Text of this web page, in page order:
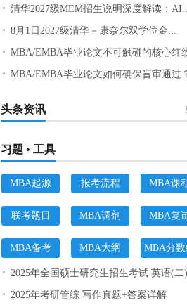
清华2027级MEM招生说明深度解读：
8月1日2027级清华－康奈尔双学位金...
MBA/EMBA毕业论文不可触碰的核心红
MBA/EMBA毕业论文如何确保盲审通过
头条资讯
习题 • 工具
MBA起源 报考流程 MBA课
联考题目 MBA调剂 MBA复
MBA备考 MBA大纲 MBA分
2025年全国硕士研究生招生考试 英语(二
2025年考研管综 写作真题+答案详解